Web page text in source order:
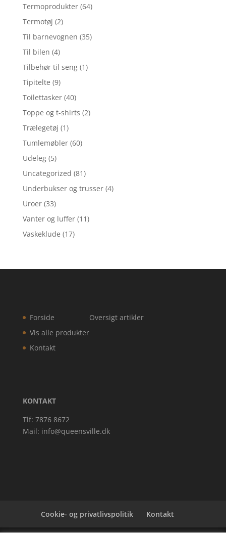
Termoprodukter (64)
Termotøj (2)
Til barnevognen (35)
Til bilen (4)
Tilbehør til seng (1)
Tipitelte (9)
Toilettasker (40)
Toppe og t-shirts (2)
Trælegetøj (1)
Tumlemøbler (60)
Udeleg (5)
Uncategorized (81)
Underbukser og trusser (4)
Uroer (33)
Vanter og luffer (11)
Vaskeklude (17)
Forside
Vis alle produkter
Kontakt
Oversigt artikler
KONTAKT
Tlf: 7876 8672
Mail: info@queensville.dk
Cookie- og privatlivspolitik Kontakt